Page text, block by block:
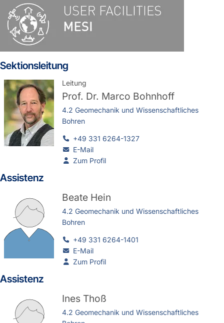
Sektionsleitung
Leitung
Prof. Dr. Marco Bohnhoff
4.2 Geomechanik und Wissenschaftliches
Bohren
+49 331 6264-1327
E-Mail
Zum Profil
Assistenz
Beate Hein
4.2 Geomechanik und Wissenschaftliches
Bohren
+49 331 6264-1401
E-Mail
Zum Profil
Assistenz
Ines Thoß
4.2 Geomechanik und Wissenschaftliches